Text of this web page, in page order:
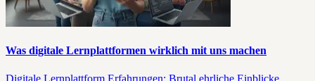
Was digitale Lernplattformen wirklich mit uns machen
Digitale Lernplattform Erfahrungen: Brutal ehrliche Einblicke,